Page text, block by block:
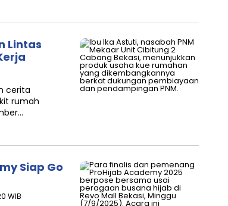
Lintas
cerita
rumah
Siap Go
WIB